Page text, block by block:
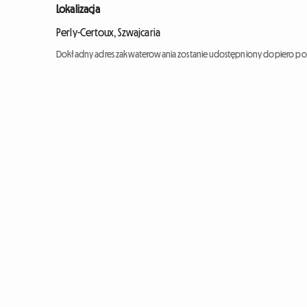
Lokalizacja
Perly-Certoux, Szwajcaria
Dokładny adres zakwaterowania zostanie udostępniony dopiero